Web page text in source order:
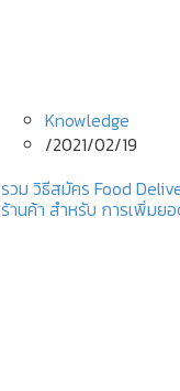
Knowledge
/2021/02/19
รวม วิธีสมัคร Food
ร้านค้า สำหรับ การเพิ่มย